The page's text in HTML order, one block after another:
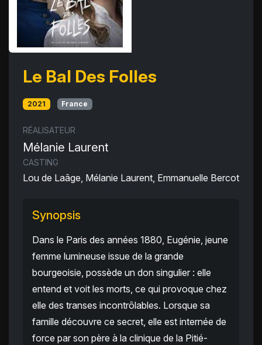
Le Bal Des Folles
2021 France
RÉALISATEUR
Mélanie Laurent
CASTING
Lou de Laâge, Mélanie Laurent, Emmanuelle Bercot
Synopsis
Dans le Paris des années 1880, Eugénie, jeune
femme lumineuse issue de la grande
bourgeoisie, possède un don singulier : elle
entend et voit les morts, ce qui provoque chez
elle des transes incontrôlables. Lorsque sa
famille découvre ce secret, elle est internée de
force par son père à la clinique de la Pitié-